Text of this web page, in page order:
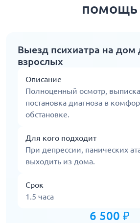
помощь
Выезд психиатра на дом
взрослых
Описание
Полноценный осмотр,
постановка диагноза в
обстановке.
Для кого подходит
При депрессии, панических
выходить из дома.
Срок
1.5 часа
6 500 ₽